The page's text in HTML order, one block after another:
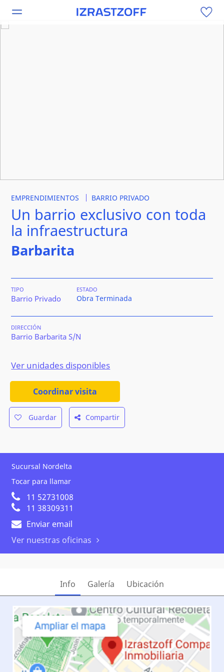
EMPRENDIMIENTOS BARRIO PRIVADO
Un barrio exclusivo con toda
la infraestructura
Barbarita
TIPO
Barrio Privado
ESTADO
Obra Terminada
DIRECCIÓN
Barrio Barbarita S/N
Ver unidades disponibles
Coordinar visita
Guardar Compartir
Sucursal Nordelta
Tocar para llamar
11 52731008
11 38309311
Enviar email
Ver nuestras oficinas
Info Galería Ubicación